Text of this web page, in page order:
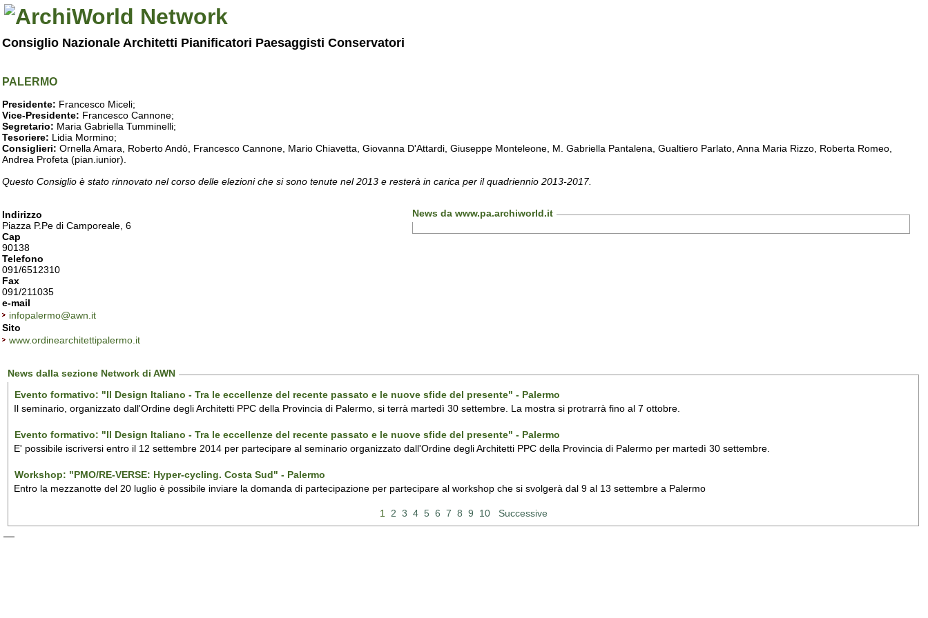
Consiglio Nazionale Architetti Pianificatori Paesaggisti Conservatori
PALERMO
Presidente: Francesco Miceli;
Vice-Presidente: Francesco Cannone;
Segretario: Maria Gabriella Tumminelli;
Tesoriere: Lidia Mormino;
Consiglieri: Ornella Amara, Roberto Andò, Francesco Cannone, Mario Chiavetta, Giovanna D'Attardi, Giuseppe Monteleone, M. Gabriella Pantalena, Gualtiero Parlato, Anna Maria Rizzo, Roberta Romeo,
Andrea Profeta (pian.iunior).
Questo Consiglio è stato rinnovato nel corso delle elezioni che si sono tenute nel 2013 e resterà in carica per il quadriennio 2013-2017.
Indirizzo
Piazza P.Pe di Camporeale, 6
Cap
90138
Telefono
091/6512310
Fax
091/211035
e-mail
infopalermo@awn.it
Sito
www.ordinearchitettipalermo.it
News da www.pa.archiworld.it
News dalla sezione Network di AWN
Evento formativo: "Il Design Italiano - Tra le eccellenze del recente passato e le nuove sfide del presente" - Palermo
Il seminario, organizzato dall'Ordine degli Architetti PPC della Provincia di Palermo, si terrà martedì 30 settembre. La mostra si protrarrà fino al 7 ottobre.
Evento formativo: "Il Design Italiano - Tra le eccellenze del recente passato e le nuove sfide del presente" - Palermo
E' possibile iscriversi entro il 12 settembre 2014 per partecipare al seminario organizzato dall'Ordine degli Architetti PPC della Provincia di Palermo per martedì 30 settembre.
Workshop: "PMO/RE-VERSE: Hyper-cycling. Costa Sud" - Palermo
Entro la mezzanotte del 20 luglio è possibile inviare la domanda di partecipazione per partecipare al workshop che si svolgerà dal 9 al 13 settembre a Palermo
1 2 3 4 5 6 7 8 9 10 Successive